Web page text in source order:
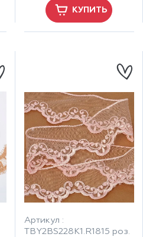
КУПИТЬ
Артикул :
TBY2BS228K1.R1815 роз.